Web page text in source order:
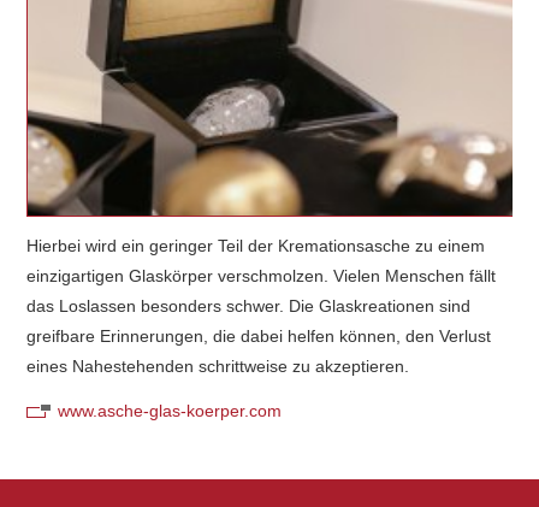
Hierbei wird ein geringer Teil der Kremationsasche zu einem
einzigartigen Glaskörper verschmolzen. Vielen Menschen fällt
das Loslassen besonders schwer. Die Glaskreationen sind
greifbare Erinnerungen, die dabei helfen können, den Verlust
eines Nahestehenden schrittweise zu akzeptieren.
www.asche-glas-koerper.com